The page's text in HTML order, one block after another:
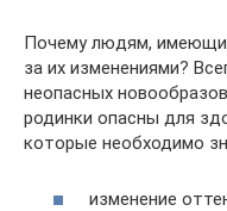
Почему людям,
за их изменениями?
неопасных
родинки опасны для
которые необходимо
изменение